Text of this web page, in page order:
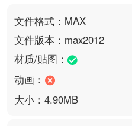
文件格式：MAX
文件版本：max2012
材质/贴图：
动画：
大小：4.90MB